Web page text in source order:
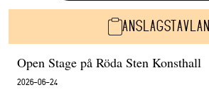
ANSLAGSTAVLAN
Open Stage på Röda Sten Konsthall
2026-06-24